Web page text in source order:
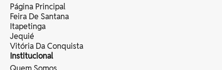
Página Principal
Feira De Santana
Itapetinga
Jequié
Vitória Da Conquista
Institucional